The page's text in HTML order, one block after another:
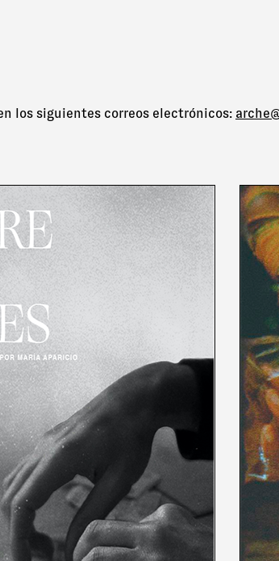
los siguientes correos electrónicos: